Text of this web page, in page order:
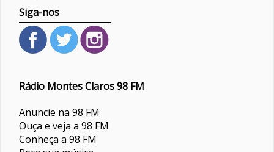
Siga-nos
Rádio Montes Claros 98 FM
Anuncie na 98 FM
Ouça e veja a 98 FM
Conheça a 98 FM